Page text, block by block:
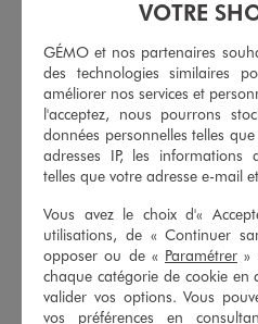
-50% sur le 2ème produit d'été
5/5 de moyenne
AJOUTER AU PANIER
4.3/5
Basé sur43 avis soumis à un
contrôle
Voir tous les avis sur ce site
VOTRE
GÉMO et nos partenaires
des technologies similaires
améliorer nos services et
l'acceptez, nous pourrons
données personnelles telles
adresses IP, les informations
telles que votre adresse e-mail
Vous avez le choix d'«
utilisations, de « Continuer
opposer ou de « Paramétrer »
chaque catégorie de cookie en
valider vos options. Vous
vos préférences en